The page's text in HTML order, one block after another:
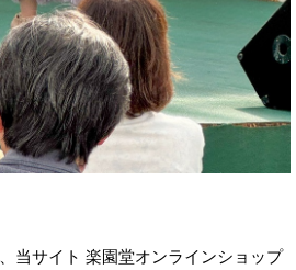
当サイト 楽園堂オンラインショップ